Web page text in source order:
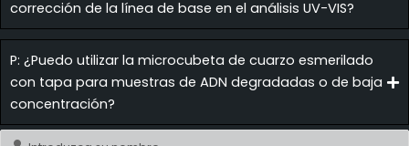
corrección de la línea de base en el análisis UV-VIS?
P: ¿Puedo utilizar la microcubeta de cuarzo esmerilado
con tapa para muestras de ADN degradadas o de baja
concentración?
Nombre